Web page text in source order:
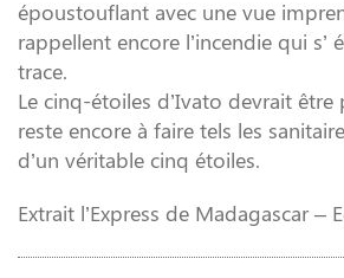
époustouflant avec une vue
rappellent encore l’incendie qui s’
trace.
Le cinq-étoiles d’Ivato devrait
reste encore à faire tels les
d’un véritable cinq étoiles.
Extrait l’Express de Madagascar